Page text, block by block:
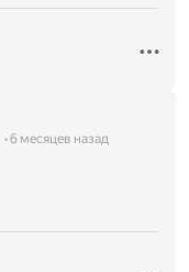
6 месяцев назад